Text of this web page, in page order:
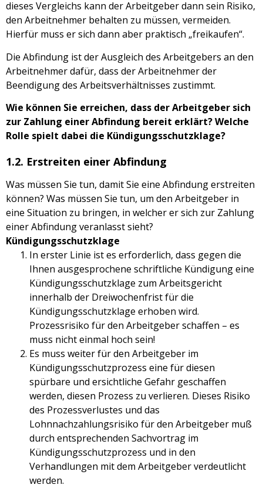
dieses Vergleichs kann der Arbeitgeber dann sein Risiko,
den Arbeitnehmer behalten zu müssen, vermeiden.
Hierfür muss er sich dann aber praktisch „freikaufen“.
Die Abfindung ist der Ausgleich des Arbeitgebers an den
Arbeitnehmer dafür, dass der Arbeitnehmer der
Beendigung des Arbeitsverhältnisses zustimmt.
Wie können Sie erreichen, dass der Arbeitgeber sich
zur Zahlung einer Abfindung bereit erklärt? Welche
Rolle spielt dabei die Kündigungsschutzklage?
1.2. Erstreiten einer Abfindung
Was müssen Sie tun, damit Sie eine Abfindung erstreiten
können? Was müssen Sie tun, um den Arbeitgeber in
eine Situation zu bringen, in welcher er sich zur Zahlung
einer Abfindung veranlasst sieht?
Kündigungsschutzklage
In erster Linie ist es erforderlich, dass gegen die
Ihnen ausgesprochene schriftliche Kündigung eine
Kündigungsschutzklage zum Arbeitsgericht
innerhalb der Dreiwochenfrist für die
Kündigungsschutzklage erhoben wird.
Prozessrisiko für den Arbeitgeber schaffen – es
muss nicht einmal hoch sein!
Es muss weiter für den Arbeitgeber im
Kündigungsschutzprozess eine für diesen
spürbare und ersichtliche Gefahr geschaffen
werden, diesen Prozess zu verlieren. Dieses Risiko
des Prozessverlustes und das
Lohnnachzahlungsrisiko für den Arbeitgeber muß
durch entsprechenden Sachvortrag im
Kündigungsschutzprozess und in den
Verhandlungen mit dem Arbeitgeber verdeutlicht
werden.